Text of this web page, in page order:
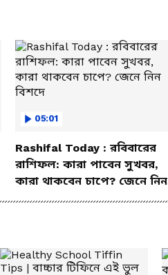
05:01
Rashifal Today : রবিবারের
রাশিফল: কারা পাবেন সুখবর,
কারা থাকবেন চাপে? জেনে নিন